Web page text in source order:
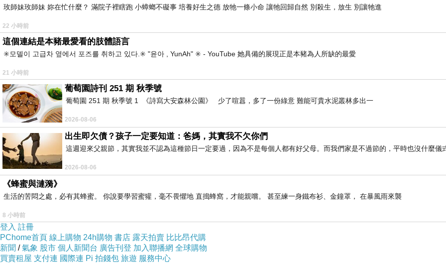
社會支援
家庭關係
社區參與
二、高齡者生理需求評估
（一）常見生理變化
心血管系統
血管彈性下降
高血壓盛行率增加
呼吸系統
肺活量下降
氧氣交換效率降低
肌肉骨骼系統
骨質疏鬆
神經系統
反應速度變慢
玫師妹玫師妹 妳在忙什麼？ 滿院子裡瞎跑 小蟑螂不礙事 培養好生之德 放牠一條小命 讓牠回歸自然 別殺生，放生 別讓牠進
22 小時前
這個連結是本豬最愛看的肢體語言
✳️모델이 고급차 옆에서 포즈를 취하고 있다.✳️ "윤아 , YunAh" ✳️ - YouTube 她具備的展現正是本豬為人所缺的最愛
21 小時前
葡萄園詩刊 251 期 秋季號
葡萄園 251 期 秋季號 1 《詩寫大安森林公園》 少了喧囂，多了一份綠意 難能可貴水泥叢林多出一
2026-08-06
出生即欠債？孩子一定要知道：爸媽，其實我不欠你們
這週迎來父親節，其實我並不認為這種節日一定要過，因為不是每個人都有好父母。而我們家是不過節的，平時也沒什麼儀
2026-08-06
《蜂蜜與漣漪》
生活的苦悶之處，必有其蜂蜜。 你說要學習蜜獾，毫不畏懼地 直搗蜂窩，才能親嚐。 甚至練一身鐵布衫、金鐘罩， 在暴風雨來襲
8 小時前
登入 註冊
PChome首頁 線上購物 24h購物 書店 露天拍賣 比比昂代購
新聞 /氣象 股市 個人新聞台 廣告刊登 加入聯播網 全球購物
買賣租屋 支付連 國際連 Pi 拍錢包 旅遊 服務中心